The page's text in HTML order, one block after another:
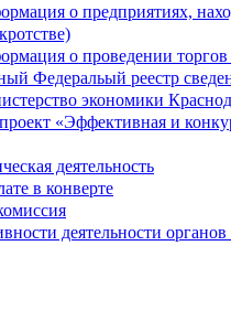
о предприятиях,
о проведении
Федеральый реестр
экономики
«Эффективная и
деятельность
в конверте
деятельности